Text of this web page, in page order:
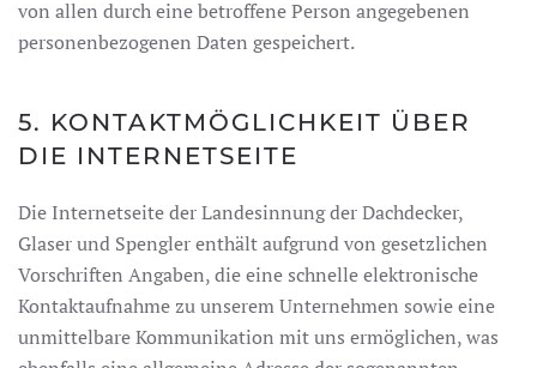
von allen durch eine betroffene Person angegebenen
personenbezogenen Daten gespeichert.
5. KONTAKTMÖGLICHKEIT ÜBER
DIE INTERNETSEITE
Die Internetseite der Landesinnung der Dachdecker,
Glaser und Spengler enthält aufgrund von gesetzlichen
Vorschriften Angaben, die eine schnelle elektronische
Kontaktaufnahme zu unserem Unternehmen sowie eine
unmittelbare Kommunikation mit uns ermöglichen, was